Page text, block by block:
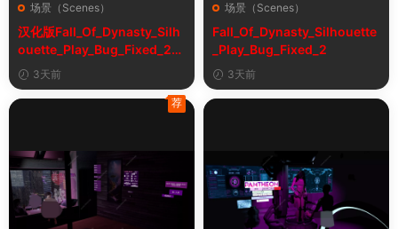
场景（Scenes）
汉化版Fall_Of_Dynasty_Silh
ouette_Play_Bug_Fixed_2&
《王朝陨落》剪影玩法修复版
3天前
场景（Scenes）
Fall_Of_Dynasty_Silhouette
_Play_Bug_Fixed_2
3天前
荐